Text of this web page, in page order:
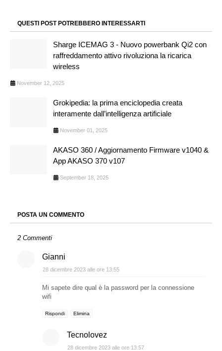
QUESTI POST POTREBBERO INTERESSARTI
Sharge ICEMAG 3 - Nuovo powerbank Qi2 con
raffreddamento attivo rivoluziona la ricarica
wireless
November 12, 2025
Grokipedia: la prima enciclopedia creata
interamente dall’intelligenza artificiale
November 01, 2025
AKASO 360 / Aggiornamento Firmware v1040 &
App AKASO 370 v107
September 18, 2025
POSTA UN COMMENTO
2 Commenti
Gianni
28 dicembre 2023 alle ore 13:55
Mi sapete dire qual è la password per la connessione
wifi
Rispondi Elimina
Tecnolovez
28 dicembre 2023 alle ore 13:57